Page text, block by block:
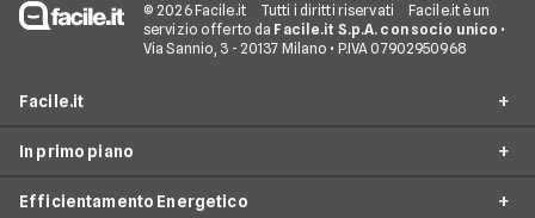
© 2026 Facile.it Tutti i diritti riservati
Facile.it è un
servizio offerto da Facile.it S.p.A. con socio unico •
Via Sannio, 3 - 20137 Milano • P.IVA 07902950968
Facile.it
Assicurazioni
Prestiti
In primo piano
Efficientamento Energetico